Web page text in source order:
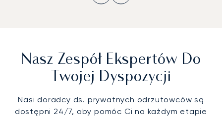
Nasz Zespół Ekspertów Do
Twojej Dyspozycji
Nasi doradcy ds. prywatnych odrzutowców są
dostępni 24/7, aby pomóc Ci na każdym etapie